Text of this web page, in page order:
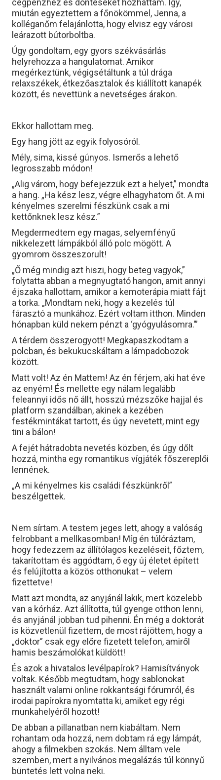
cégpénzhez és döntéseket hozhattam. Így,
miután egyeztettem a főnökömmel, Jenna, a
kolléganőm felajánlotta, hogy elvisz egy városi
leárazott bútorboltba.
Úgy gondoltam, egy gyors székvásárlás
helyrehozza a hangulatomat. Amikor
megérkeztünk, végigsétáltunk a túl drága
relaxszékek, étkezőasztalok és kiállított kanapék
között, és nevettünk a nevetséges árakon.
Ekkor hallottam meg.
Egy hang jött az egyik folyosóról.
Mély, sima, kissé gúnyos. Ismerős a lehető
legrosszabb módon!
„Alig várom, hogy befejezzük ezt a helyet,” mondta
a hang. „Ha kész lesz, végre elhagyhatom őt. A mi
kényelmes szerelmi fészkünk csak a mi
kettőnknek lesz kész.”
Megdermedtem egy magas, selyemfényű
nikkelezett lámpákból álló polc mögött. A
gyomrom összeszorult!
„Ő még mindig azt hiszi, hogy beteg vagyok,”
folytatta abban a megnyugtató hangon, amit annyi
éjszaka hallottam, amikor a kemoterápia miatt fájt
a torka. „Mondtam neki, hogy a kezelés túl
fárasztó a munkához. Ezért voltam itthon. Minden
hónapban küld nekem pénzt a ‘gyógyulásomra.’”
A térdem összerogyott! Megkapaszkodtam a
polcban, és bekukucskáltam a lámpadobozok
között.
Matt volt! Az én Mattem! Az én férjem, aki hat éve
az enyém! És mellette egy nálam legalább
feleannyi idős nő állt, hosszú mézszőke hajjal és
platform szandálban, akinek a kezében
festékmintákat tartott, és úgy nevetett, mint egy
tini a bálon!
A fejét hátradobta nevetés közben, és úgy dőlt
hozzá, mintha egy romantikus vígjáték főszereplői
lennének.
„A mi kényelmes kis családi fészkünkről”
beszélgettek.
Nem sírtam. A testem jeges lett, ahogy a valóság
felrobbant a mellkasomban! Míg én túlóráztam,
hogy fedezzem az állítólagos kezeléseit, főztem,
takarítottam és aggódtam, ő egy új életet épített
és felújította a közös otthonukat – velem
fizettetve!
Matt azt mondta, az anyjánál lakik, mert közelebb
van a kórház. Azt állította, túl gyenge otthon lenni,
és anyjánál jobban tud pihenni. Én még a doktorát
is közvetlenül fizettem, de most rájöttem, hogy a
„doktor” csak egy előre fizetett telefon, amiről
hamis beszámolókat küldött!
És azok a hivatalos levélpapírok? Hamisítványok
voltak. Később megtudtam, hogy sablonokat
használt valami online rokkantsági fórumról, és
irodai papírokra nyomtatta ki, amiket egy régi
munkahelyéről hozott!
De abban a pillanatban nem kiabáltam. Nem
rohantam oda hozzá, nem dobtam rá egy lámpát,
ahogy a filmekben szokás. Nem álltam vele
szemben, mert a nyilvános megalázás túl könnyű
büntetés lett volna neki.